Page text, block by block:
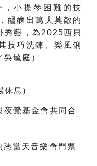
小提琴困難的技
醞釀出萬夫莫敵的
秀藝，為2025西貝
技巧洗鍊、樂風俐
毓庭）
休息)
夜鶯基金會共同合
當天音樂會門票